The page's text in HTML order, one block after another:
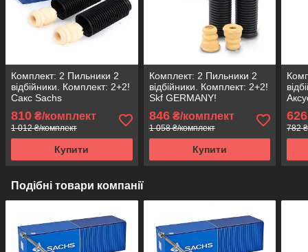
Комплект: 2 Пильники 2
відбійники. Комплект: 2+2!
Сакс Sachs
810 ₴/комплект
1 012 ₴/комплект
Купити
Комплект: 2 Пильники 2
відбійники. Комплект: 2+2!
Skf GERMANY!
846₴/комплект
1 058 ₴/комплект
Купити
626
782
Подібні товари компанії